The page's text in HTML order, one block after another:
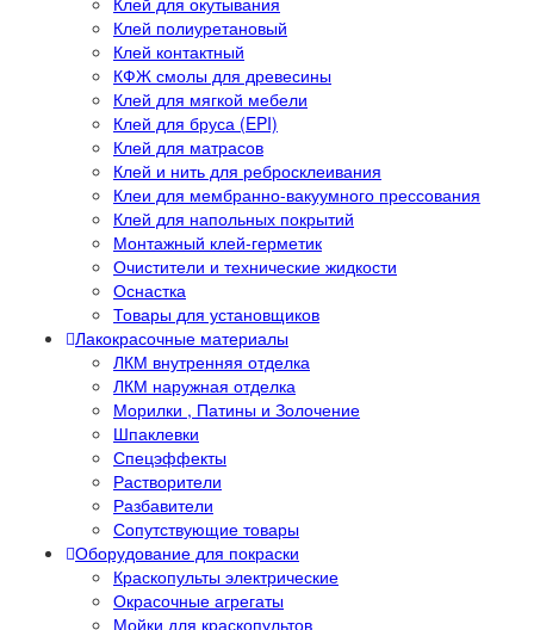
Клей полиуретановый
Клей контактный
КФЖ смолы для древесины
Клей для мягкой мебели
Клей для бруса (EPI)
Клей для матрасов
Клей и нить для ребросклеивания
Клеи для мембранно-вакуумного прессования
Клей для напольных покрытий
Монтажный клей-герметик
Очистители и технические жидкости
Оснастка
Товары для установщиков
Лакокрасочные материалы
ЛКМ внутренняя отделка
ЛКМ наружная отделка
Морилки , Патины и Золочение
Шпаклевки
Спецэффекты
Растворители
Разбавители
Сопутствующие товары
Оборудование для покраски
Краскопульты электрические
Окрасочные агрегаты
Мойки для краскопультов